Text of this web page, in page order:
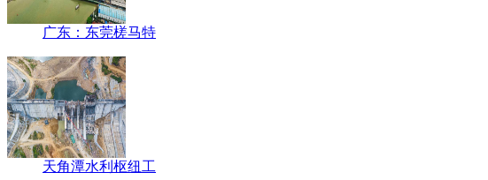
广东：东莞槎马特
天角潭水利枢纽工